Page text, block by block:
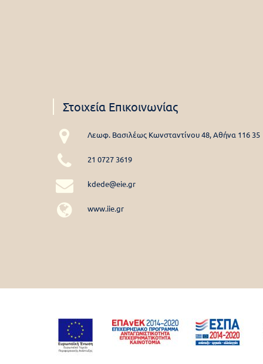
Στοιχεία Επικοινωνίας
Λεωφ. Βασιλέως Κωνσταντίνου 48, Αθήνα 116 35
21 0727 3619
kdede@eie.gr
www.iie.gr